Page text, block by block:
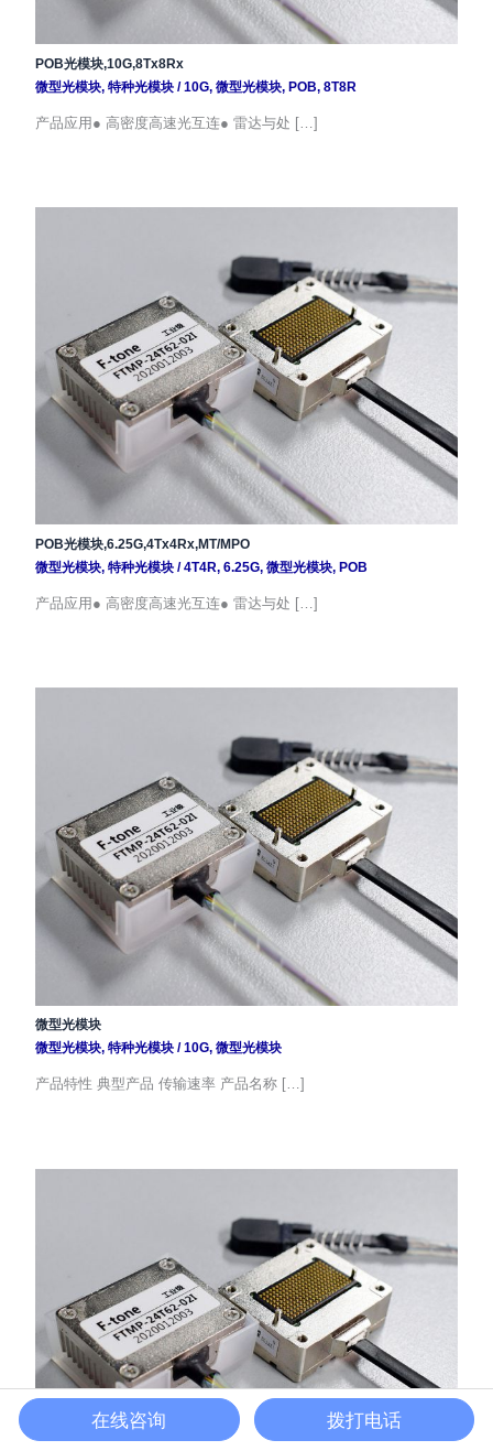
POB光模块,10G,8Tx8Rx
微型光模块, 特种光模块/10G, 微型光模块, POB, 8T8R
产品应用● 高密度高速光互连● 雷达与处 […]
POB光模块,6.25G,4Tx4Rx,MT/MPO
微型光模块, 特种光模块/4T4R, 6.25G, 微型光模块, POB
产品应用● 高密度高速光互连● 雷达与处 […]
微型光模块
微型光模块, 特种光模块/10G, 微型光模块
产品特性 典型产品 传输速率 产品名称 […]
在线咨询 拨打电话